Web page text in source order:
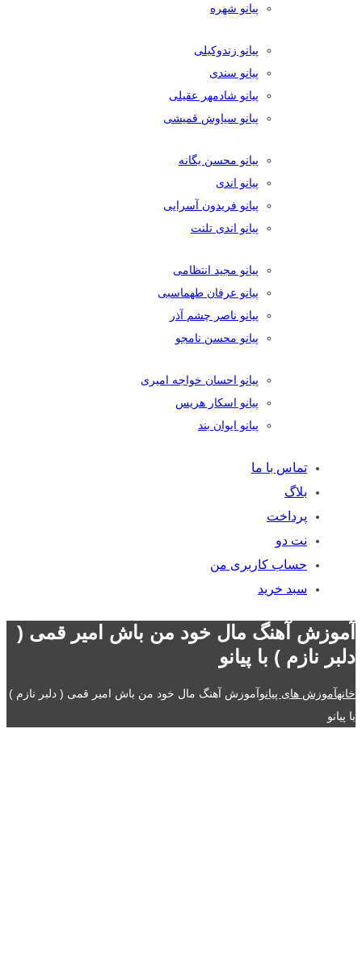
پیانو شهره
پیانو زندوکیلی
پیانو سندی
پیانو شادمهر عقیلی
پیانو سیاوش قمیشی
پیانو محسن یگانه
پیانو اندی
پیانو فریدون آسرایی
پیانو اندی تلنت
پیانو مجید انتظامی
پیانو عرفان طهماسبی
پیانو ناصر چشم آذر
پیانو محسن نامجو
پیانو احسان خواجه امیری
پیانو اسکار هریس
پیانو ایوان بند
تماس با ما
بلاگ
پرداخت
نت دو
حساب کاربری من
سبد خرید
آموزش آهنگ مال خود من باش امیر قمی (
دلبر نازم ) با پیانو
خانهآموزش های پیانوآموزش آهنگ مال خود من باش امیر قمی ( دلبر نازم )
با پیانو